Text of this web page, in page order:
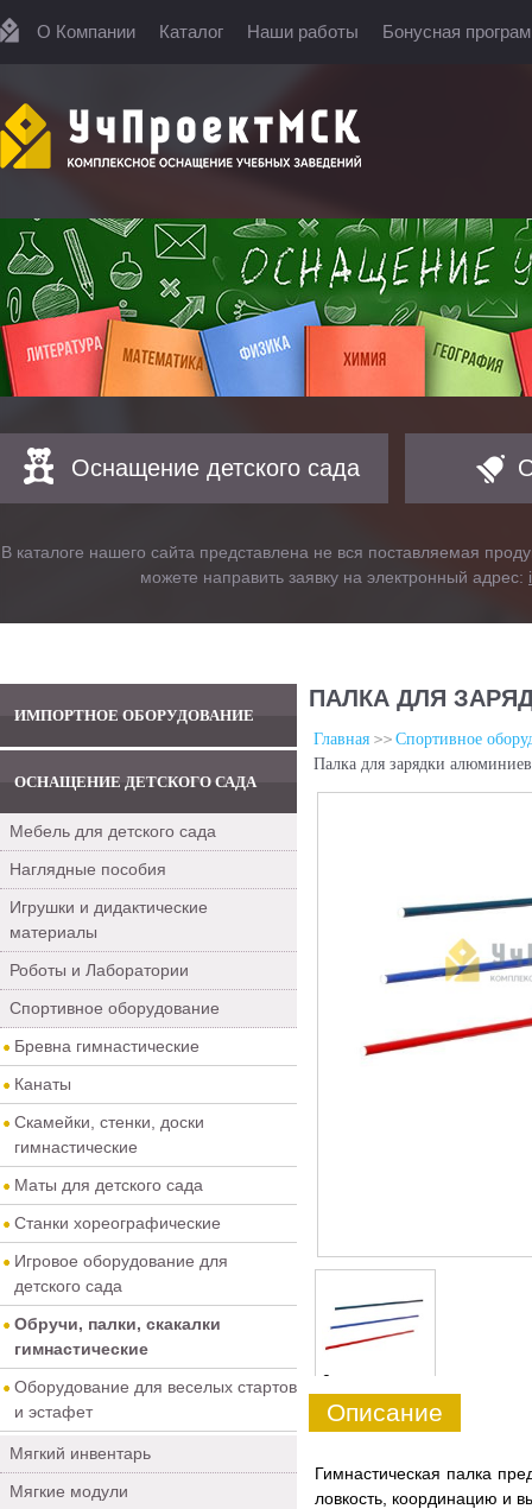
О Компании Каталог Наши работы Бонусная
Оснащение детского сада
В каталоге нашего сайта представлена не вся поставляемая
можете направить заявку на электронный адрес:
ИМПОРТНОЕ ОБОРУДОВАНИЕ
ОСНАЩЕНИЕ ДЕТСКОГО САДА
Мебель для детского сада
Наглядные пособия
Игрушки и дидактические
материалы
Роботы и Лаборатории
Спортивное оборудование
Бревна гимнастические
Канаты
Скамейки, стенки, доски
гимнастические
Маты для детского сада
Станки хореографические
Игровое оборудование для
детского сада
Обручи, палки, скакалки
гимнастические
Оборудование для веселых стартов
и эстафет
Мягкий инвентарь
Мягкие модули
ПАЛКА ДЛЯ
Главная
Спортивное
Палка для зарядки
0
Описание
Гимнастическая палка
ловкость, координацию и